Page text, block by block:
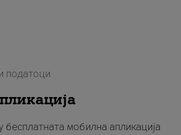
податоци
бесплатната мобилна апликација